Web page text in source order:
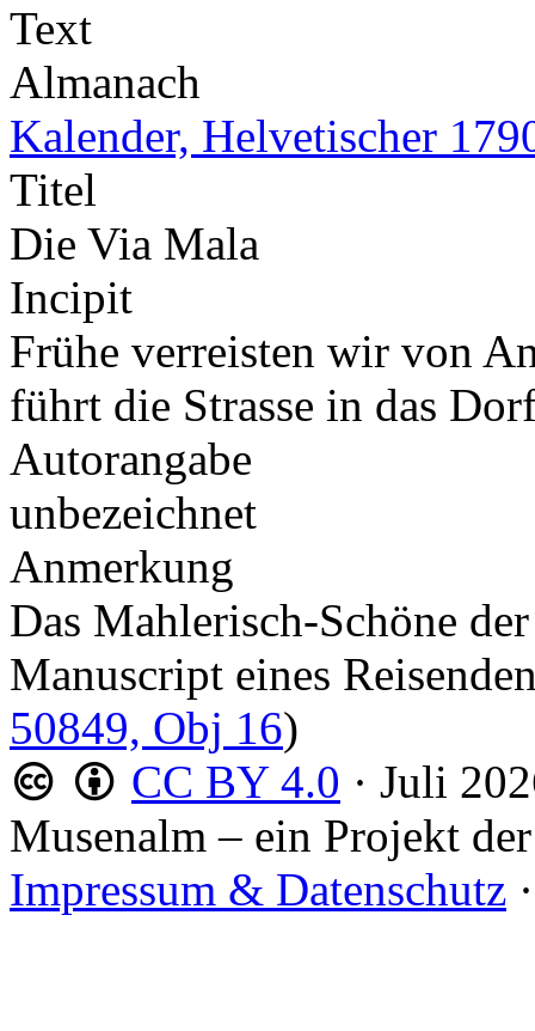
Text
Almanach
Kalender, Helvetischer
Titel
Die Via Mala
Incipit
Frühe verreisten wir von
führt die Strasse in das
Autorangabe
unbezeichnet
Anmerkung
Das Mahlerisch-Schöne
Manuscript eines
50849, Obj 16)
CC BY 4.0 · Juli
Musenalm – ein Projekt der
Impressum & Datenschutz ·